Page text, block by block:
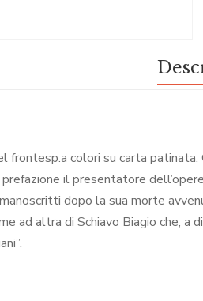
frontesp.a colori su carta
il presentatore
dopo la sua morte
ad altra di Schiavo Biagio che, a